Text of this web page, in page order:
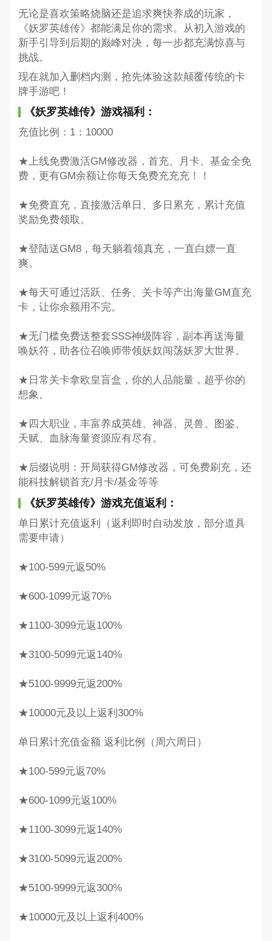
无论是喜欢策略烧脑还是追求爽快养成的玩家，
《妖罗英雄传》都能满足你的需求。从初入游戏的
新手引导到后期的巅峰对决，每一步都充满惊喜与
挑战。
现在就加入删档内测，抢先体验这款颠覆传统的卡
牌手游吧！
《妖罗英雄传》游戏福利：
充值比例：1：10000
★上线免费激活GM修改器，首充、月卡、基金全免
费，更有GM余额让你每天免费充充充！！
★免费直充，直接激活单日、多日累充，累计充值
奖励免费领取。
★登陆送GM8，每天躺着领真充，一直白嫖一直
爽。
★每天可通过活跃、任务、关卡等产出海量GM直充
卡，让你余额用不完。
★无门槛免费送整套SSS神级阵容，副本再送海量
唤妖符，助各位召唤师带领妖奴闯荡妖罗大世界。
★日常关卡拿欧皇盲盒，你的人品能量，超乎你的
想象。
★四大职业，丰富养成英雄、神器、灵兽、图鉴、
天赋、血脉海量资源应有尽有。
★后缀说明：开局获得GM修改器，可免费刷充，还
能科技解锁首充/月卡/基金等等
《妖罗英雄传》游戏充值返利：
单日累计充值返利（返利即时自动发放，部分道具
需要申请）
★100-599元返50%
★600-1099元返70%
★1100-3099元返100%
★3100-5099元返140%
★5100-9999元返200%
★10000元及以上返利300%
单日累计充值金额 返利比例（周六周日）
★100-599元返70%
★600-1099元返100%
★1100-3099元返140%
★3100-5099元返200%
★5100-9999元返300%
★10000元及以上返利400%